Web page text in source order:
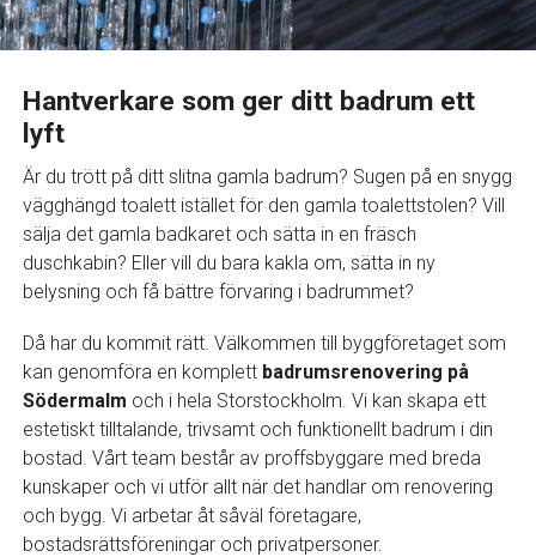
Hantverkare som ger ditt badrum ett
lyft
Är du trött på ditt slitna gamla badrum? Sugen på en snygg
vägghängd toalett istället för den gamla toalettstolen? Vill
sälja det gamla badkaret och sätta in en fräsch
duschkabin? Eller vill du bara kakla om, sätta in ny
belysning och få bättre förvaring i badrummet?
Då har du kommit rätt. Välkommen till byggföretaget som
kan genomföra en komplett badrumsrenovering på
Södermalm och i hela Storstockholm. Vi kan skapa ett
estetiskt tilltalande, trivsamt och funktionellt badrum i din
bostad. Vårt team består av proffsbyggare med breda
kunskaper och vi utför allt när det handlar om renovering
och bygg. Vi arbetar åt såväl företagare,
bostadsrättsföreningar och privatpersoner.